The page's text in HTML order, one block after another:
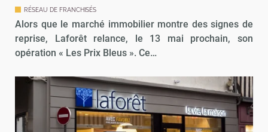
RÉSEAU DE FRANCHISÉS
Alors que le marché immobilier montre des signes de
reprise, Laforêt relance, le 13 mai prochain, son
opération « Les Prix Bleus ». Ce…